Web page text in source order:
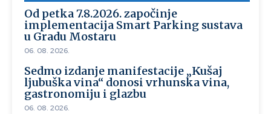
Od petka 7.8.2026. započinje
implementacija Smart Parking sustava
u Gradu Mostaru
06. 08. 2026.
Sedmo izdanje manifestacije „Kušaj
ljubuška vina“ donosi vrhunska vina,
gastronomiju i glazbu
06. 08. 2026.